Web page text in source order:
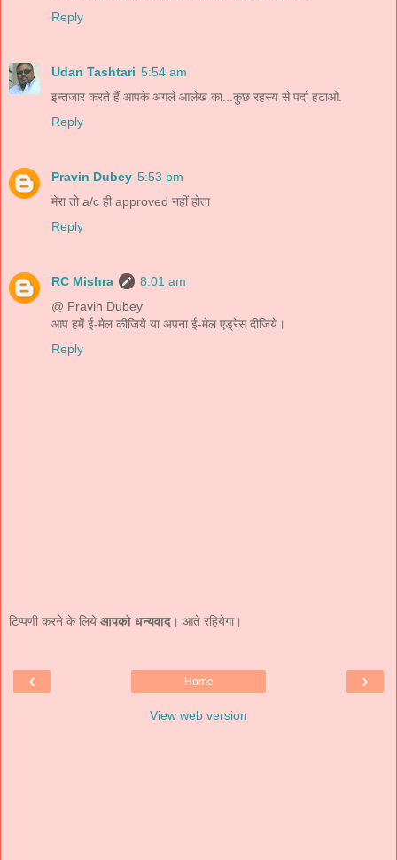
Reply
Udan Tashtari 5:54 am
इन्तजार करते हैं आपके अगले आलेख का...कुछ रहस्य से पर्दा हटाओ.
Reply
Pravin Dubey 5:53 pm
मेरा तो a/c ही approved नहीं होता
Reply
RC Mishra
8:01 am
@ Pravin Dubey
आप हमें ई-मेल कीजिये या अपना ई-मेल एड्रेस दीजिये।
Reply
टिप्पणी करने के लिये आपको धन्यवाद । आते रहियेगा।
‹ ›
Home
View web version